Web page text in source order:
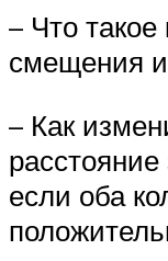
– Что
смещения
– Как
если оба